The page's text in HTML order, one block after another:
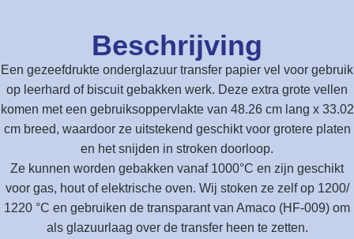
Beschrijving
Een gezeefdrukte onderglazuur transfer papier vel voor gebruik
op leerhard of biscuit gebakken werk. Deze extra grote vellen
komen met een gebruiksoppervlakte van 48.26 cm lang x 33.02
cm breed, waardoor ze uitstekend geschikt voor grotere platen
en het snijden in stroken doorloop.
Ze kunnen worden gebakken vanaf 1000°C en zijn geschikt
voor gas, hout of elektrische oven. Wij stoken ze zelf op 1200/
1220 °C en gebruiken de transparant van Amaco (HF-009) om
als glazuurlaag over de transfer heen te zetten.